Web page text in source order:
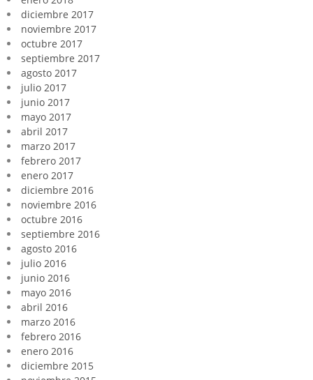
diciembre 2017
noviembre 2017
octubre 2017
septiembre 2017
agosto 2017
julio 2017
junio 2017
mayo 2017
abril 2017
marzo 2017
febrero 2017
enero 2017
diciembre 2016
noviembre 2016
octubre 2016
septiembre 2016
agosto 2016
julio 2016
junio 2016
mayo 2016
abril 2016
marzo 2016
febrero 2016
enero 2016
diciembre 2015